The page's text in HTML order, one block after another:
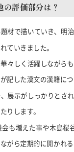
の評価部分は？
材で描いていき、明
ていきました。
々しく活躍しながらも
記した漢文の漢籍につ
展示がしっかりとさ
りします。
も増えた事や木島
がら定期的に開かれ